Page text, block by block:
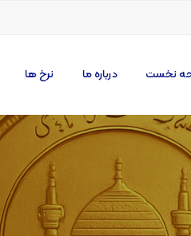
نخست درباره ما نرخ ها